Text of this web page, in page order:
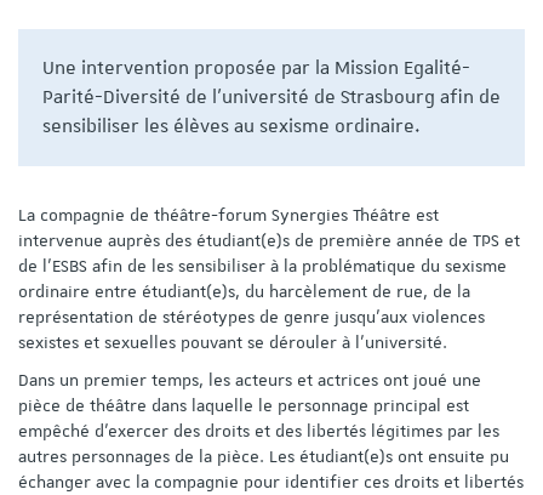
Une intervention proposée par la Mission Egalité-
Parité-Diversité de l’université de Strasbourg afin de
sensibiliser les élèves au sexisme ordinaire.
La compagnie de théâtre-forum Synergies Théâtre est
intervenue auprès des étudiant(e)s de première année de TPS et
de l’ESBS afin de les sensibiliser à la problématique du sexisme
ordinaire entre étudiant(e)s, du harcèlement de rue, de la
représentation de stéréotypes de genre jusqu’aux violences
sexistes et sexuelles pouvant se dérouler à l'université.
Dans un premier temps, les acteurs et actrices ont joué une
pièce de théâtre dans laquelle le personnage principal est
empêché d’exercer des droits et des libertés légitimes par les
autres personnages de la pièce. Les étudiant(e)s ont ensuite pu
échanger avec la compagnie pour identifier ces droits et libertés